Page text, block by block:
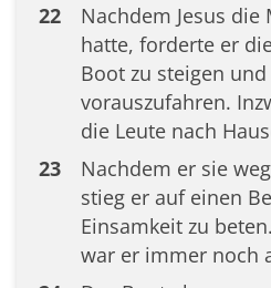
22
Nachdem Jesus die
hatte, forderte er
Boot zu steigen
vorauszufahren.
die Leute nach
23
Nachdem er sie
stieg er auf einen
Einsamkeit zu
war er immer noch